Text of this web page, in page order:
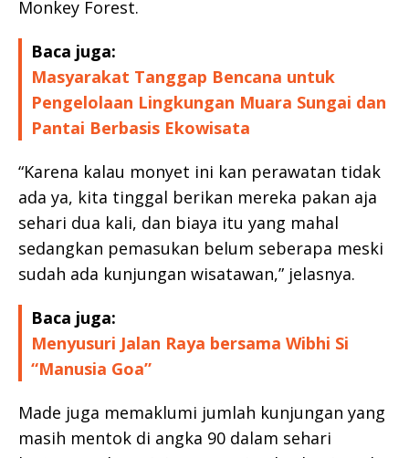
Monkey Forest.
Baca juga:
Masyarakat Tanggap Bencana untuk
Pengelolaan Lingkungan Muara Sungai dan
Pantai Berbasis Ekowisata
“Karena kalau monyet ini kan perawatan tidak
ada ya, kita tinggal berikan mereka pakan aja
sehari dua kali, dan biaya itu yang mahal
sedangkan pemasukan belum seberapa meski
sudah ada kunjungan wisatawan,” jelasnya.
Baca juga:
Menyusuri Jalan Raya bersama Wibhi Si
“Manusia Goa”
Made juga memaklumi jumlah kunjungan yang
masih mentok di angka 90 dalam sehari